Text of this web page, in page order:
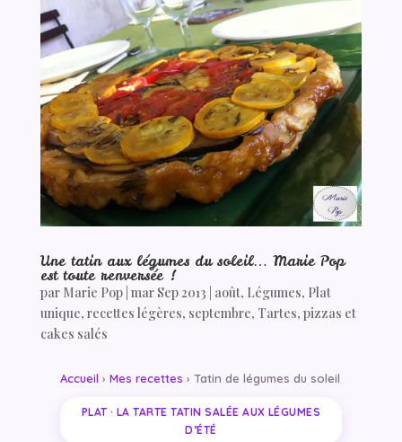
Une tatin aux légumes du soleil… Marie Pop
est toute renversée !
par Marie Pop| mar Sep 2013 août, Légumes, Plat
unique, recettes légères, septembre, Tartes, pizzas et
cakes salés
Accueil › Mes recettes › Tatin de légumes du soleil
PLAT · LA TARTE TATIN SALÉE AUX LÉGUMES
D’ÉTÉ